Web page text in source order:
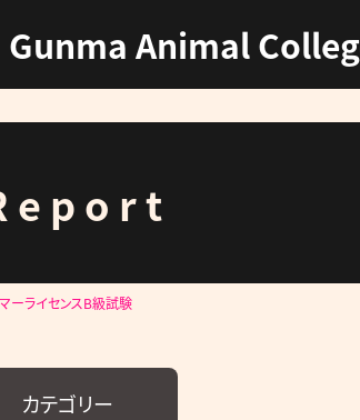
Gunma Animal
ーライセンスB級試験
カテゴリー